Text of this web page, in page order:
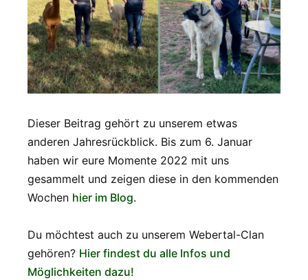
Dieser Beitrag gehört zu unserem etwas
anderen Jahresrückblick. Bis zum 6. Januar
haben wir eure Momente 2022 mit uns
gesammelt und zeigen diese in den kommenden
Wochen hier im Blog.
Du möchtest auch zu unserem Webertal-Clan
gehören? Hier findest du alle Infos und
Möglichkeiten dazu!